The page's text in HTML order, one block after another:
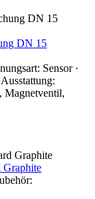
DN 15
Sensor ·
Magnetventil,
Graphite